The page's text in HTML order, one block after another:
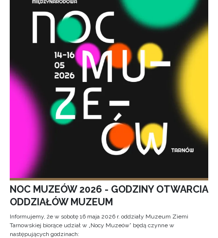
NOC MUZEÓW 2026 - GODZINY OTWARCIA
ODDZIAŁÓW MUZEUM
Informujemy, że w sobotę 16 maja 2026 r. oddziały Muzeum Ziemi
Tarnowskiej biorące udział w „Nocy Muzeów” będą czynne w
następujących godzinach: